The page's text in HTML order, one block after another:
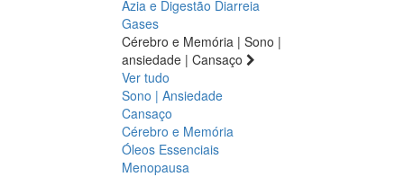
Azia e Digestão Diarreia
Gases
Cérebro e Memória | Sono |
ansiedade | Cansaço
Ver tudo
Sono | Ansiedade
Cansaço
Cérebro e Memória
Óleos Essenciais
Menopausa